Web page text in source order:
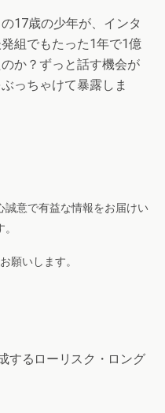
17歳の少年が、インタ
組でもたった1年で1億
か？ずっと話す機会が
っちゃけて暴露しま
意で有益な情報をお届けい
願いします。
するローリスク・ロング